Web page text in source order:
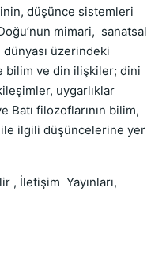
düşünce sistemleri
mimari, sanatsal
üzerindeki
bilim ve din ilişkiler; dini
uygarlıklar
Batı filozoflarının bilim,
ilgili düşüncelerine yer
, İletişim Yayınları,